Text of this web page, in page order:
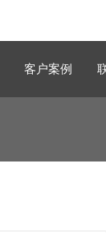
客户案例